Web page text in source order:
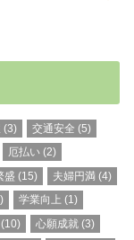
(3) 交通安全(5)
厄払い(2)
盛(15) 夫婦円満(4)
学業向上(1)
(10) 心願成就(3)